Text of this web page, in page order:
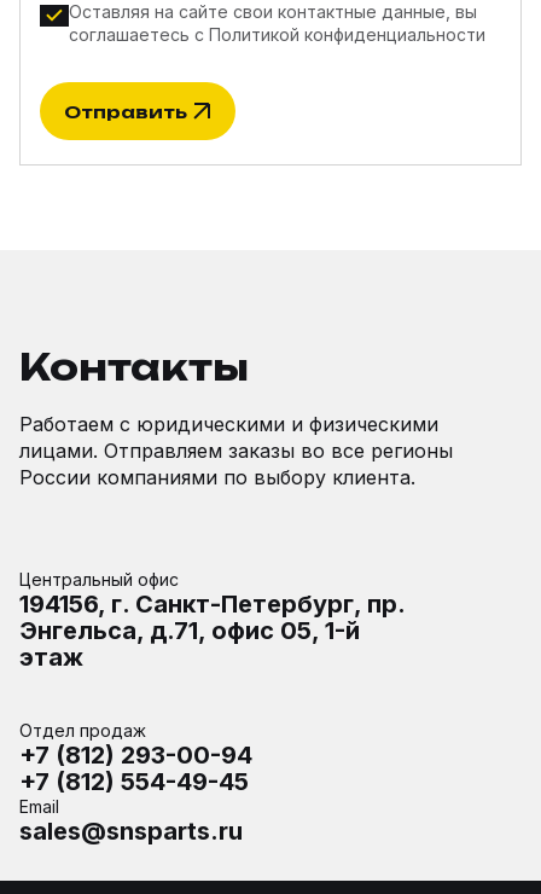
Оставляя на сайте свои контактные данные, вы
соглашаетесь с Политикой конфиденциальности
Отправить
Контакты
Работаем с юридическими и физическими
лицами. Отправляем заказы во все регионы
России компаниями по выбору клиента.
Центральный офис
194156, г. Санкт-Петербург, пр.
Энгельса, д.71, офис 05, 1-й
этаж
Отдел продаж
+7 (812) 293-00-94
+7 (812) 554-49-45
Email
sales@snsparts.ru